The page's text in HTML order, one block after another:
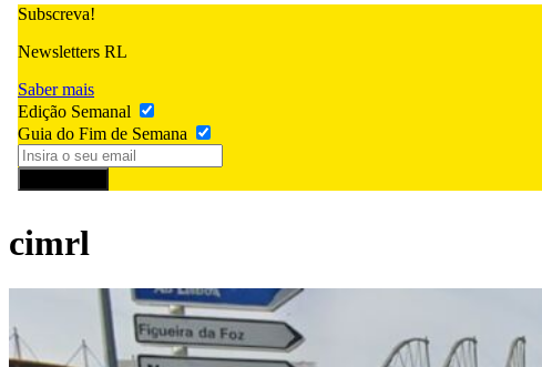
Subscreva!
Newsletters RL
Saber mais
Edição Semanal
Guia do Fim de Semana
cimrl